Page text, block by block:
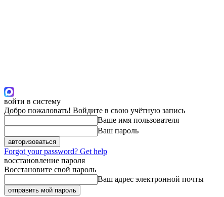
войти в систему
Добро пожаловать! Войдите в свою учётную запись
Ваше имя пользователя
Ваш пароль
Forgot your password? Get help
восстановление пароля
Восстановите свой пароль
Ваш адрес электронной почты